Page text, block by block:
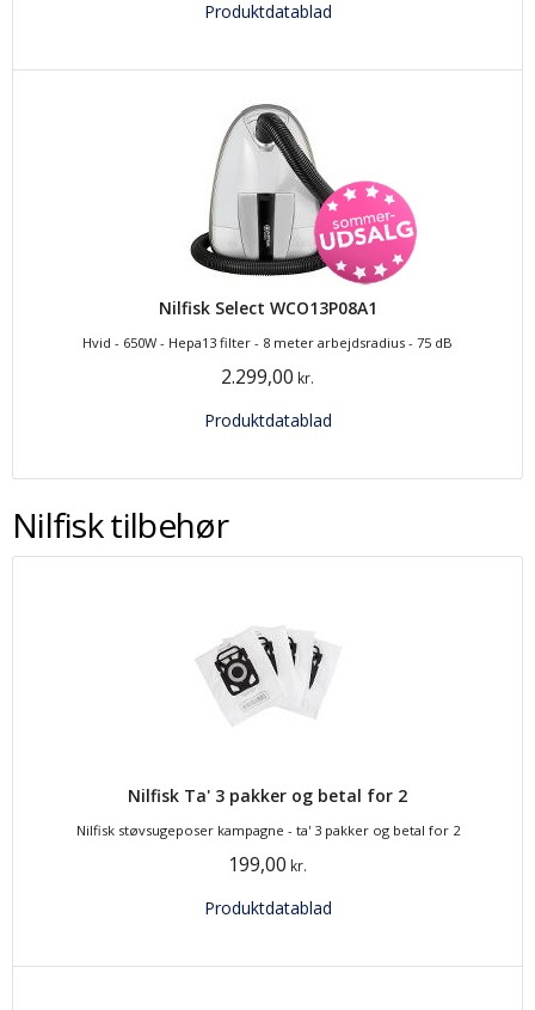
Produktdatablad
Nilfisk Select WCO13P08A1
Hvid - 650W - Hepa13 filter - 8 meter arbejdsradius - 75 dB
2.299,00 kr.
Produktdatablad
Nilfisk tilbehør
Nilfisk Ta' 3 pakker og betal for 2
Nilfisk støvsugeposer kampagne - ta' 3 pakker og betal for 2
199,00 kr.
Produktdatablad